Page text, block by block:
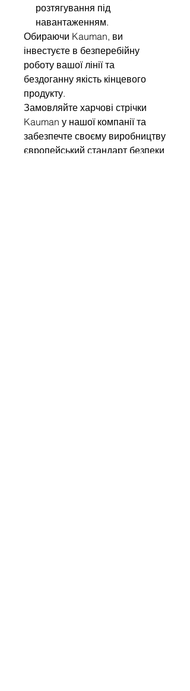
розтягування під
навантаженням.
Обираючи Kauman, ви
інвестуєте в безперебійну
роботу вашої лінії та
бездоганну якість кінцевого
продукту.
Замовляйте харчові стрічки
Kauman у нашої компанії та
забезпечте своєму виробництву
європейський стандарт безпеки